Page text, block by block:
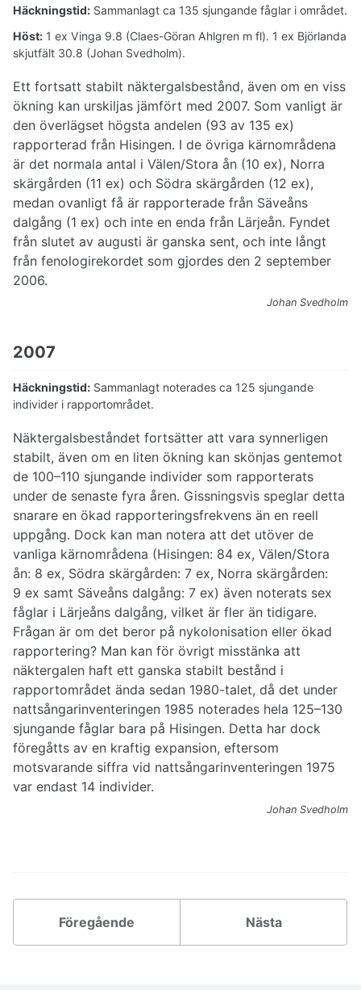
Häckningstid: Sammanlagt ca 135 sjungande fåglar i området.
Höst: 1 ex Vinga 9.8 (Claes-Göran Ahlgren m fl). 1 ex Björlanda
skjutfält 30.8 (Johan Svedholm).
Ett fortsatt stabilt näktergalsbestånd, även om en viss
ökning kan urskiljas jämfört med 2007. Som vanligt är
den överlägset högsta andelen (93 av 135 ex)
rapporterad från Hisingen. I de övriga kärnområdena
är det normala antal i Välen/Stora ån (10 ex), Norra
skärgården (11 ex) och Södra skärgården (12 ex),
medan ovanligt få är rapporterade från Säveåns
dalgång (1 ex) och inte en enda från Lärjeån. Fyndet
från slutet av augusti är ganska sent, och inte långt
från fenologirekordet som gjordes den 2 september
2006.
Johan Svedholm
2007
Häckningstid: Sammanlagt noterades ca 125 sjungande
individer i rapportområdet.
Näktergalsbeståndet fortsätter att vara synnerligen
stabilt, även om en liten ökning kan skönjas gentemot
de 100–110 sjungande individer som rapporterats
under de senaste fyra åren. Gissningsvis speglar detta
snarare en ökad rapporteringsfrekvens än en reell
uppgång. Dock kan man notera att det utöver de
vanliga kärnområdena (Hisingen: 84 ex, Välen/Stora
ån: 8 ex, Södra skärgården: 7 ex, Norra skärgården:
9 ex samt Säveåns dalgång: 7 ex) även noterats sex
fåglar i Lärjeåns dalgång, vilket är fler än tidigare.
Frågan är om det beror på nykolonisation eller ökad
rapportering? Man kan för övrigt misstänka att
näktergalen haft ett ganska stabilt bestånd i
rapportområdet ända sedan 1980-talet, då det under
nattsångarinventeringen 1985 noterades hela 125–130
sjungande fåglar bara på Hisingen. Detta har dock
föregåtts av en kraftig expansion, eftersom
motsvarande siffra vid nattsångarinventeringen 1975
var endast 14 individer.
Johan Svedholm
Föregående Nästa